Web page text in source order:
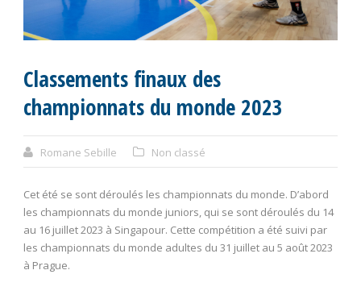
Classements finaux des
championnats du monde 2023
Romane Sebille Non classé
Cet été se sont déroulés les championnats du monde. D’abord
les championnats du monde juniors, qui se sont déroulés du 14
au 16 juillet 2023 à Singapour. Cette compétition a été suivi par
les championnats du monde adultes du 31 juillet au 5 août 2023
à Prague.